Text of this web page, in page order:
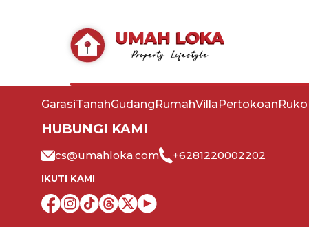
Tentang Kami LayananSyarat & Ketentuan
LISTING
GarasiTanahGudangRumahVillaPertokoanRuko
HUBUNGI KAMI
cs@umahloka.com +6281220002202
IKUTI KAMI